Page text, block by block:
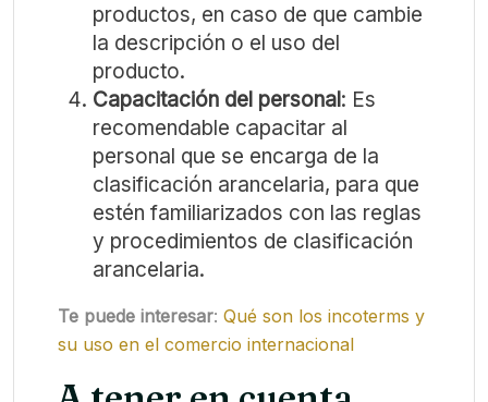
productos, en caso de que cambie
la descripción o el uso del
producto.
Capacitación del personal: Es
recomendable capacitar al
personal que se encarga de la
clasificación arancelaria, para que
estén familiarizados con las reglas
y procedimientos de clasificación
arancelaria.
Te puede interesar: Qué son los incoterms y
su uso en el comercio internacional